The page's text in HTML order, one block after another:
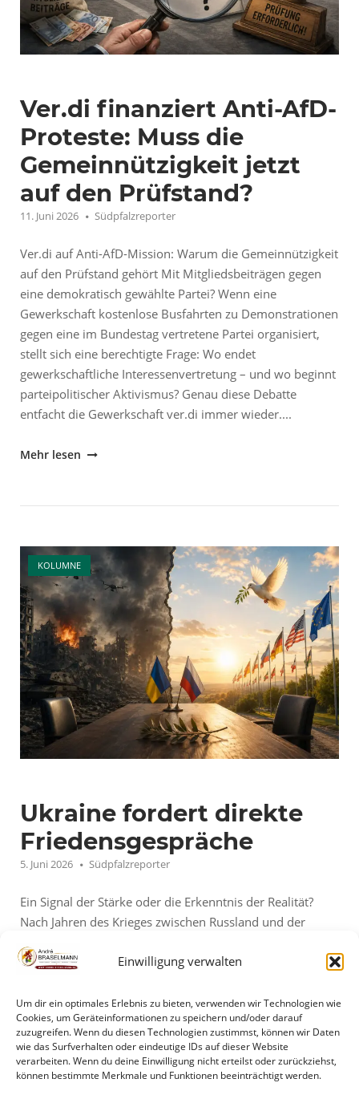
Einwilligung verwalten
Um dir ein optimales Erlebnis zu bieten, verwenden wir Technologien wie
Cookies, um Geräteinformationen zu speichern und/oder darauf
zuzugreifen. Wenn du diesen Technologien zustimmst, können wir Daten
wie das Surfverhalten oder eindeutige IDs auf dieser Website
verarbeiten. Wenn du deine Einwilligung nicht erteilst oder zurückziehst,
können bestimmte Merkmale und Funktionen beeinträchtigt werden.
Ver.di finanziert Anti-AfD-
Proteste: Muss die
Gemeinnützigkeit jetzt
auf den Prüfstand?
11. Juni 2026 Südpfalzreporter
Ver.di auf Anti-AfD-Mission: Warum die Gemeinnützigkeit
auf den Prüfstand gehört Mit Mitgliedsbeiträgen gegen
eine demokratisch gewählte Partei? Wenn eine
Gewerkschaft kostenlose Busfahrten zu Demonstrationen
gegen eine im Bundestag vertretene Partei organisiert,
stellt sich eine berechtigte Frage: Wo endet
gewerkschaftliche Interessenvertretung – und wo beginnt
parteipolitischer Aktivismus? Genau diese Debatte
entfacht die Gewerkschaft ver.di immer wieder....
"Ver.di
Muss
die
Gemeinnützigkeit
jetzt
auf
den
Prüfstand?"
Mehr lesen
KOLUMNE
Open post
Ukraine fordert direkte
Friedensgespräche
5. Juni 2026 Südpfalzreporter
Ein Signal der Stärke oder die Erkenntnis der Realität?
Nach Jahren des Krieges zwischen Russland und der
noch Kiew konnten bislang ihre maximalen Ziele
bleiben, gewinnt eine Frage zunehmend an Bedeutung:
Ist die Zeit für direkte Friedensverhandlungen
gekommen? Der jüngste Appell aus...
"Ukraine
Mehr lesen